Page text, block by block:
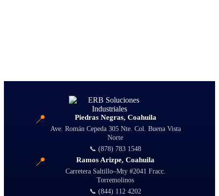
📍 Piedras Negras, Coahuila
Ave. Román Cepeda 305 Nte. Col. Buena Vista
Norte
📞 (878) 783 1548
📍 Ramos Arizpe, Coahuila
Carretera Saltillo–Mty #2041 Fracc.
Torremolinos
📞 (844) 112 4202